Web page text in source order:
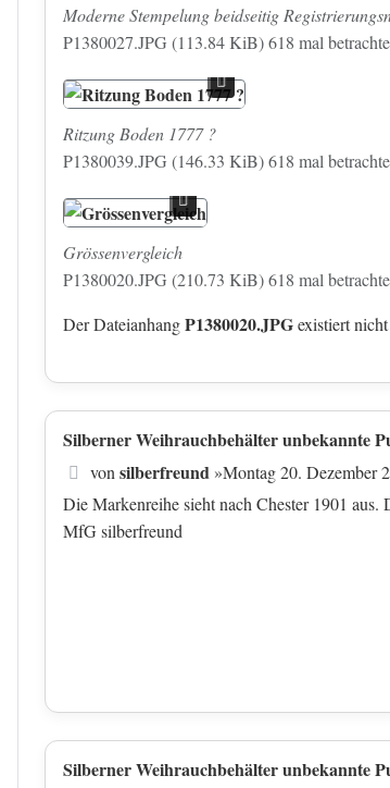
Moderne Stempelung beidseitig
P1380027.JPG (113.84 KiB) 618 mal
Ritzung Boden 1777 ?
P1380039.JPG (146.33 KiB) 618 mal
Grössenvergleich
P1380020.JPG (210.73 KiB) 618 mal
Der DateianhangP1380020.JPGexistiert
Silberner Weihrauchbehälter unbekannte
Beitrag
von silberfreund »Montag 20. Dezember
Die Markenreihe sieht nach Chester 1901
MfG silberfreund
Silberner Weihrauchbehälter unbekannte